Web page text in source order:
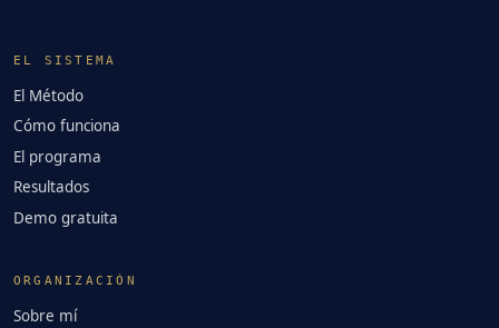
EL SISTEMA
El Método
Cómo funciona
El programa
Resultados
Demo gratuita
ORGANIZACIÓN
Sobre mí